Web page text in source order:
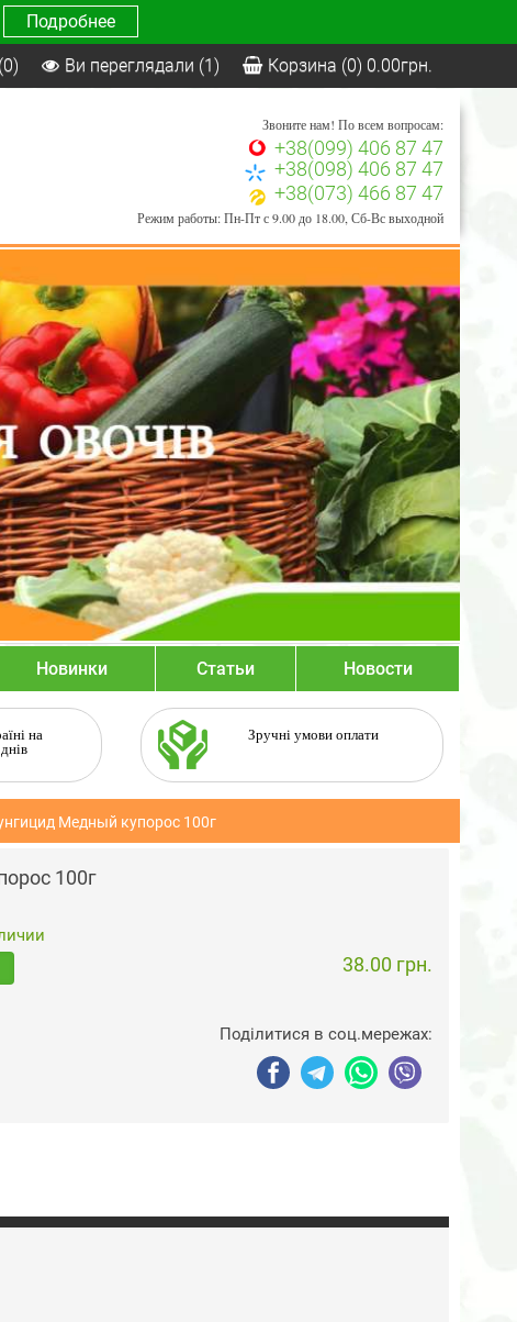
Подробнее
(0) Ви переглядали (1) Корзина (0) 0.00грн.
Звоните нам! По всем вопросам:
+38(099) 406 87 47
+38(098) 406 87 47
+38(073) 466 87 47
Режим работы: Пн-Пт с 9.00 до 18.00, Сб-Вс выходной
Новинки Статьи Новости
на Зручні умови оплати
Медный купорос 100г
100г
38.00 грн.
Поділитися в соц.мережах: